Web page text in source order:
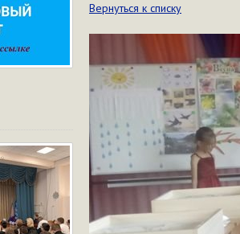
Вернуться к списку